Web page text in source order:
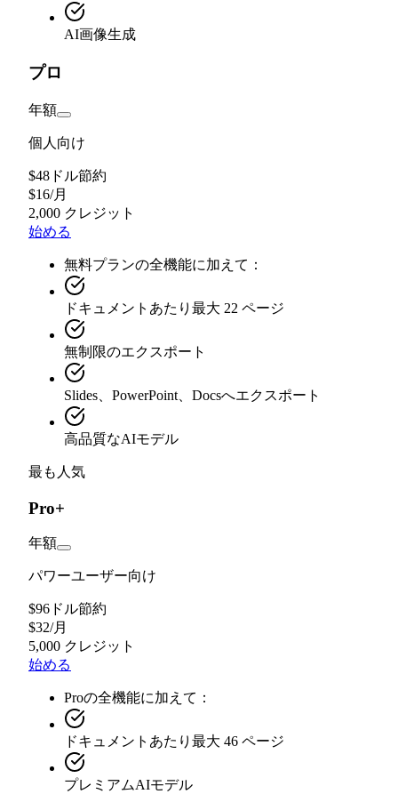
AI画像生成
プロ
年額
個人向け
$48ドル節約
$16/月
2,000 クレジット
始める
無料プランの全機能に加えて：
ドキュメントあたり最大 22 ページ
無制限のエクスポート
Slides、PowerPoint、Docsへエクスポート
高品質なAIモデル
最も人気
Pro+
年額
パワーユーザー向け
$96ドル節約
$32/月
5,000 クレジット
始める
Proの全機能に加えて：
ドキュメントあたり最大 46 ページ
プレミアムAIモデル